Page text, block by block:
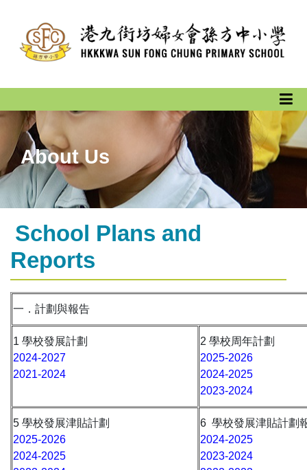
About Us
School Plans and
Reports
一．計劃與報告
1 學校發展計劃
2024-2027
2021-2024
2 學校周年計劃
2025-2026
2024-2025
2023-2024
5 學校發展津貼計劃
2025-2026
2024-2025
6 學校發展津貼計劃
2024-2025
2023-2024